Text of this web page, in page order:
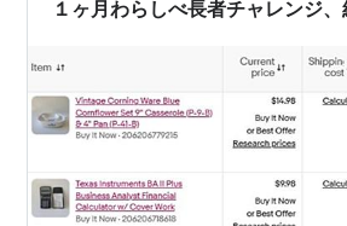
校に送る任務がありました。週末は
１ヶ月わらしべ長者チャレンジ、